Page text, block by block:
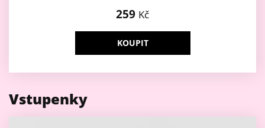
259 Kč
KOUPIT
Vstupenky